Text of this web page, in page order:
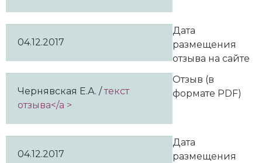
04.12.2017
Дата
размещения
отзыва на сайте
Чернявская Е.А. /текст
отзыва</a >
Отзыв (в
формате PDF)
04.12.2017
Дата
размещения